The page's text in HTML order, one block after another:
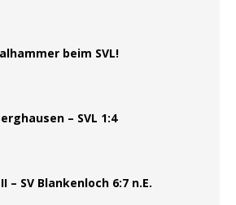
beim SVL!
– SVL 1:4
II – SV Blankenloch 6:7 n.E.